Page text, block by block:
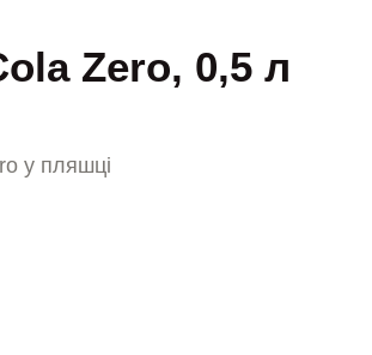
Zero, 0,5 л
у пляшці